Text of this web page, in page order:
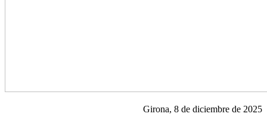
Girona, 8 de diciembre de 2025